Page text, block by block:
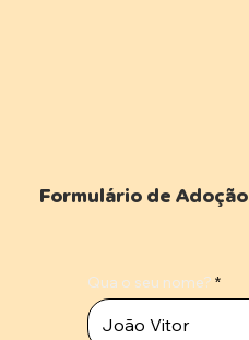
Formulário de Adoção
Qua o seu nome?